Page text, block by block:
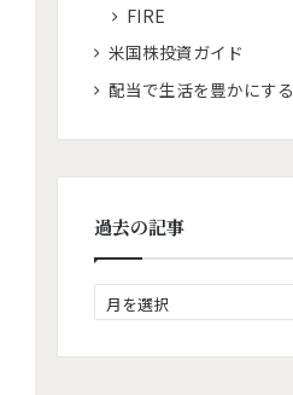
FIRE
米国株投資ガイド
配当で生活を豊かにする
過去の記事
過
去